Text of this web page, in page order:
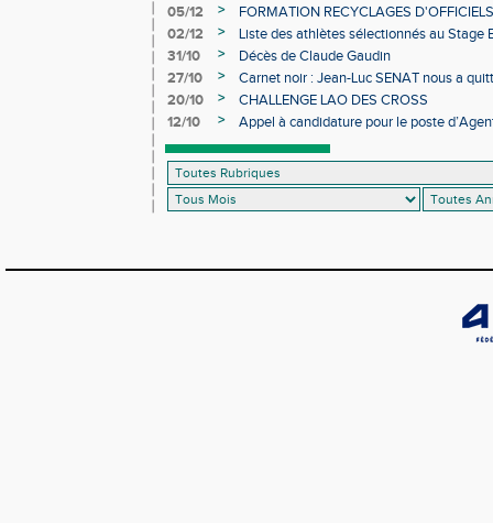
05/12
>
FORMATION RECYCLAGES D'OFFICIELS
02/12
>
Liste des athlètes sélectionnés au Stage
31/10
>
Décès de Claude Gaudin
27/10
>
Carnet noir : Jean-Luc SENAT nous a
20/10
>
CHALLENGE LAO DES CROSS
12/10
>
Appel à candidature pour le poste